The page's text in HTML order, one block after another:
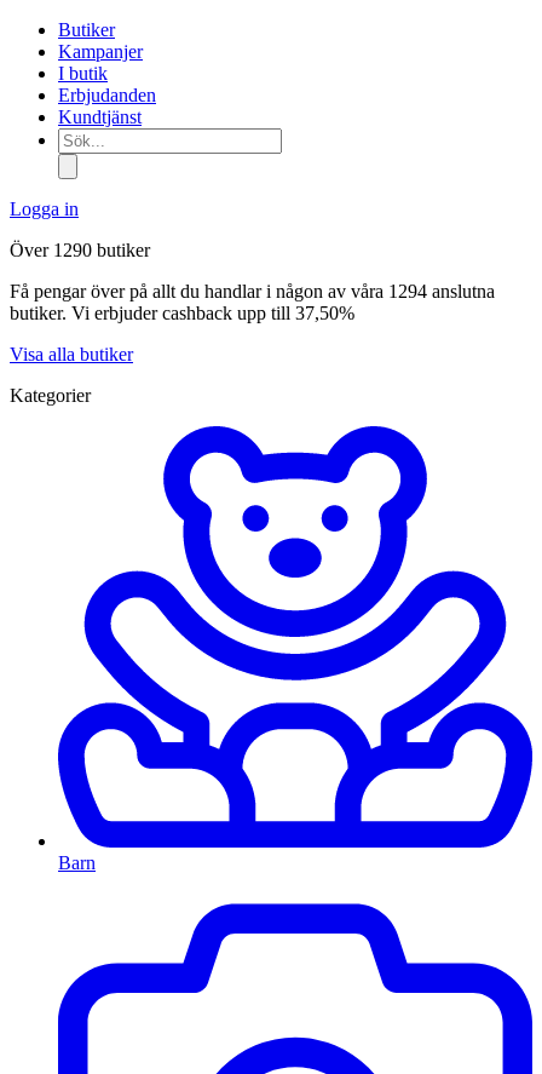
Butiker
Kampanjer
I butik
Erbjudanden
Kundtjänst
Sök...
Logga in
Över 1290 butiker
Få pengar över på allt du handlar i någon av våra 1294 anslutna
butiker. Vi erbjuder cashback upp till 37,50%
Visa alla butiker
Kategorier
Barn